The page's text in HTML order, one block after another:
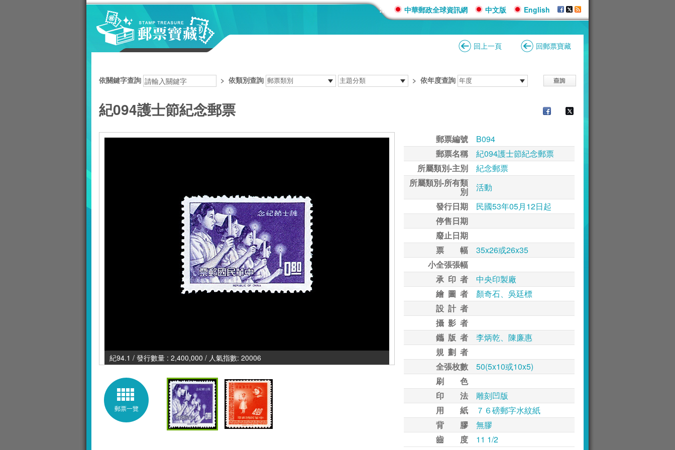
::: 中華郵政全球資訊網 中文版 English
回上一頁 回郵票寶藏
依關鍵字查詢 > 依類別查詢 > 依年度查詢
紀094護士節紀念郵票
紀94.1 / 發行數量 : 2,400,000 / 人氣指數: 20006
郵票一覽
郵票編號
B094
郵票名稱
紀094護士節紀念郵票
所屬類別-主別
紀念郵票
所屬類別-所有類
別
活動
發行日期
民國53年05月12日起
停售日期
廢止日期
票 幅
35x26或26x35
小全張張幅
承 印 者
中央印製廠
繪 圖 者
顏奇石、吳廷標
設 計 者
攝 影 者
鑴 版 者
李炳乾、陳廉惠
規 劃 者
全張枚數
50(5x10或10x5)
刷 色
印 法
雕刻凹版
用 紙
７６磅郵字水紋紙
背 膠
無膠
齒 度
11 1/2